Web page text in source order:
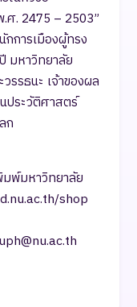
ศ. 2475 – 2503”
การเมืองผู้ทรง
มหาวิทยาลัย
รรธนะ เจ้าของผล
ประวัติศาสตร์
ก
พ์มหาวิทยาลัย
shop